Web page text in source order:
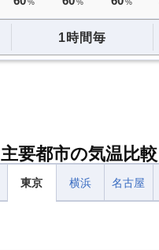
% % %
1時間毎
要都市の気温比較
東京 横浜 名古屋